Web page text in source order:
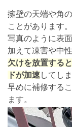
擁壁の天端や角
ことがあります。
写真のように表
加えて凍害や中
欠けを放置する
ドが加速 してし
早めに補修する
ます。